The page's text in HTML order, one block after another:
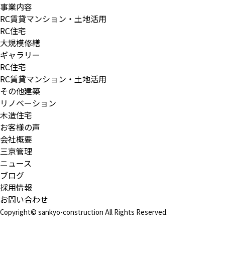
事業内容
RC賃貸マンション・土地活用
RC住宅
大規模修繕
ギャラリー
RC住宅
RC賃貸マンション・土地活用
その他建築
リノベーション
木造住宅
お客様の声
会社概要
三京管理
ニュース
ブログ
採用情報
お問い合わせ
Copyright© sankyo-construction All Rights Reserved.